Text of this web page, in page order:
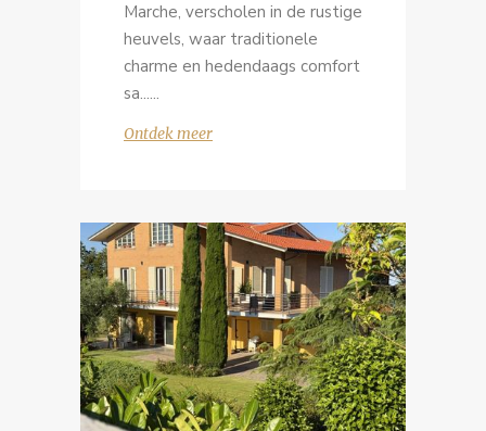
Marche, verscholen in de rustige
heuvels, waar traditionele
charme en hedendaags comfort
sa...
Ontdek meer